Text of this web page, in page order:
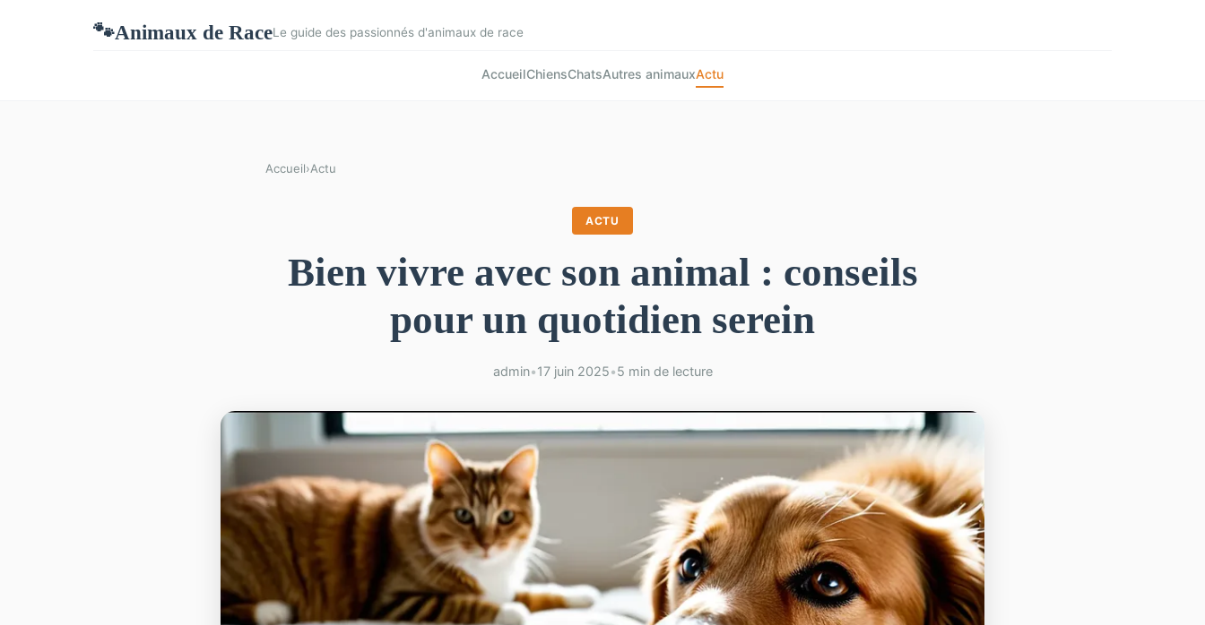
🐾Animaux de RaceLe guide des passionnés d'animaux de race
AccueilChiensChatsAutres animauxActu
Accueil›Actu
ACTU
Bien vivre avec son animal : conseils
pour un quotidien serein
admin•17 juin 2025•5 min de lecture